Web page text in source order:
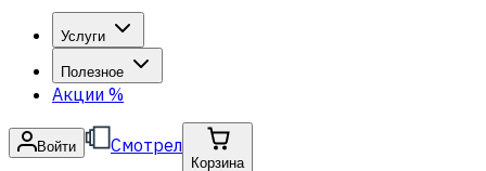
Услуги
Полезное
Акции %
Войти Смотрел
Корзина